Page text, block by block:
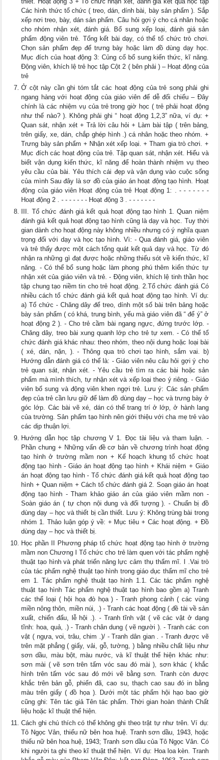
Các hình thức tổ chức ( treo, dán, dính bài, bày sản phẩm ). Sắp
xếp nơi treo, bày, dán sản phẩm. Câu hỏi gợi ý cho cá nhân hoặc
cho nhóm nhận xét, đánh giá. Bổ sung xếp loại, đánh giá sản
phẩm động viên trẻ. Tổng kết bài dạy, có thể tổ chức trò chơi.
Chọn sản phẩm đẹp để trưng bày hoặc làm đồ dùng dạy học.
Mục đích của hoạt động 3: Củng cố bổ sung kiến thức, kĩ năng.
Động viên, khích lệ trẻ học tập Cột 2 ( bên phải ) – Hoạt động của
trẻ
Ở cột này cần ghi tóm tắt các hoạt động của trẻ song phải ghi
ngang hàng với hoạt động của giáo viên để dễ đối chiếu – Đây
chính là các nhiệm vụ của trẻ trong giờ học ( trẻ phải hoạt động
như thế nào? ). Không phải ghi “ hoạt động 1,2,3” nữa, ví dụ: +
Quan sát, nhận xét + Trả lời câu hỏi + Làm bài tập ( trên bảng,
trên giấy, xe, dán, chắp ghép hình .) cá nhân hoặc theo nhóm. +
Trưng bày sản phẩm + Nhận xét xếp loại. + Tham gia trò chơi. +
Mục đích các hoạt động của trẻ. Tập quan sát, nhận xét. Hiểu và
biết vận dụng kiến thức, kĩ năng để hoàn thành nhiệm vụ theo
yêu cầu của bài. Yêu thích cái đẹp và vận dụng vào cuộc sống
của mình Sau đây là sơ đồ của giáo án hoạt động tạo hình. Hoạt
động của giáo viên Hoạt động của trẻ Hoạt động 1: . - - - - - - -
Hoạt động 2 . - - - - - - - Hoạt động 3 . - - - - - - -
III. Tổ chức đánh giá kết quả hoạt động tạo hình 1. Quan niệm
đánh giá kết quả hoạt động tạo hình cũng là dạy và học. Tuy thời
gian dành cho hoạt động này không nhiều nhưng có ý nghĩa quan
trọng đối với dạy và học tạo hình. Vì: - Qua đánh giá, giáo viên
và trẻ thấy được một cách tổng quát kết quả dạy và học. Từ đó
nhận ra những gì đạt được hoặc những thiếu sót về kiến thức, kĩ
năng. - Có thể bổ sung hoặc làm phong phú thêm kiến thức tự
nhận xét của giáo viên và trẻ. - Động viên, khích lệ tinh thần học
tập chung tạo niềm tin cho trẻ hoạt động. 2.Tổ chức đánh giá Có
nhiều cách tổ chức đánh giá kết quả hoạt động tạo hình. Ví dụ:
a) Tổ chức - Chăng dây để treo, dính một số bài trên bảng hoặc
bày sản phẩm ( có khá, trung bình, yếu mà giáo viên đã “ để ý” ở
hoạt động 2 ). - Cho trẻ cầm bài ngang ngực, đứng trước lớp. -
Chăng dây, treo bài xung quanh lớp cho trẻ tự xem. - Có thể tổ
chức đánh giá khác nhau: theo nhóm, theo nội dung hoặc loại bài
( xé, dán, nặn, ). - Thông qua trò chơi tạo hình, sắm vai. b)
Hướng dẫn đánh giá có thể là: - Giáo viên nêu câu hỏi gợi ý cho
trẻ quan sát, nhận xét. - Yêu cầu trẻ tìm ra các bài hoặc sản
phẩm mà mình thích, tự nhận xét và xếp loại theo ý riêng. - Giáo
viên bổ sung và động viên khen ngợi trẻ. Lưu ý: Các sản phẩm
đẹp của trẻ cần lưu giữ để làm đồ dùng dạy – học và trưng bày ở
góc lớp. Các bài vẽ xé, dán có thể trang trí ở lớp, ở hành lang
của trường. Sản phẩm tạo hình nên giới thiệu với cha mẹ trẻ vào
các dịp thuận lợi.
Hướng dẫn học tập chương V 1. Đọc tài liệu và tham luận. -
Phần chung + Những vấn đề cơ bản về chương trình hoạt động
tạo hình ở trường mầm non + Kế hoạch khung tổ chức hoạt
động tạo hình - Giáo án hoạt động tạo hình + Khái niệm + Giáo
án hoạt động tạo hình - Tổ chức đánh giá kết quả hoạt động tạo
hình + Quan niệm + Cách tổ chức đánh giá 2. Soạn giáo án hoạt
động tạo hình - Tham khảo giáo án của giáo viên mầm non -
Soàn giáo án ( tự chọn nội dung và đối tượng ). - Chuẩn bị đồ
dùng dạy – học và thiết bị cần thiết. Lưu ý: Không trùng bài trong
nhóm 1. Thảo luận góp ý về: + Mục tiêu + Các hoạt động. + Đồ
dùng dạy – học và thiết bị.
Học phần II Phương pháp tổ chức hoạt động tạo hình ở trường
mầm non Chương I Tổ chức cho trẻ làm quen với tác phẩm nghệ
thuật tạo hình và phát triển năng lực cảm thụ thẩm mĩ. I .Vai trò
của tác phẩm nghệ thuật tạo hình trong giáo dục thẩm mĩ cho trẻ
em 1. Tác phẩm nghệ thuật tạo hình 1.1. Các tác phẩm nghệ
thuật tạo hình Tác phẩm nghệ thuật tạo hình bao gồm a) Tranh
các thể loại ( hội họa đò họa ) - Tranh phong cảnh ( các vùng
miền nông thôn, miền núi, .) - Tranh các hoạt động ( đề tài về sản
xuất, chiến đấu, lễ hội .). - Tranh tĩnh vật ( vẽ các vật ở dạng
tĩnh: hoa, quả, .) - Tranh chân dung ( vẽ người ). - Tranh các con
vật ( ngựa, voi, trâu, chim .)/ - Tranh dân gian . - Tranh được vẽ
trên mặt phẳng ( giấy, vải, gỗ, tường, ) bằng nhiều chất liệu như
sơn dầu, màu bột, màu nước, và kĩ thuật thể hiện khác như:
sơn mài ( vẽ sơn trên tấm vóc sau đó mài ), sơn khác ( khắc
hình trên tấm vóc sau đó mới vẽ bằng sơn. Tranh còn được
khắc trên bản gỗ, phiến đã, cao su, thạch cao sau đó in bằng
màu trên giấy ( đồ họa ). Dưới một tác phẩm hội hạo bao giờ
cũng ghi: Tên tác giả Tên tác phẩm. Thời gian hoàn thành Chất
liệu hoặc kĩ thuật thể hiện.
Cách ghi chú thích có thể không ghi theo trật tự như trên. Ví dụ:
Tô Ngọc Vân, thiếu nữ bên hoa huệ. Tranh sơn dầu, 1943, hoặc
thiếu nữ bên hoa huệ, 1943; Tranh sơn dầu của Tô Ngọc Vân. Có
khi người ta ghi theo kĩ thuật thể hiện. Ví dụ: Hoa loa kèn. Tranh